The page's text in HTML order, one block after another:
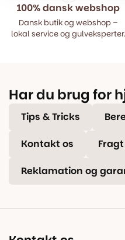
100% dansk webshop
Dansk butik og webshop –
lokal service og gulveksperter.
Har du brug for
Tips & Tricks
Kontakt os
Reklamation og